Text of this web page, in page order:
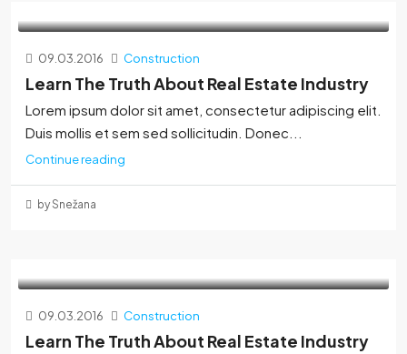
09.03.2016 Construction
Learn The Truth About Real Estate Industry
Lorem ipsum dolor sit amet, consectetur adipiscing elit.
Duis mollis et sem sed sollicitudin. Donec...
Continue reading
by Snežana
09.03.2016 Construction
Learn The Truth About Real Estate Industry